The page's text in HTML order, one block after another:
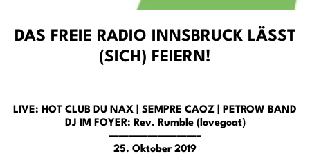
DAS FREIE RADIO INNSBRUCK LÄSST
(SICH) FEIERN!
LIVE: HOT CLUB DU NAX | SEMPRE CAOZ | PETROW BAND
DJ IM FOYER: Rev. Rumble (lovegoat)
—————————–
25. Oktober 2019